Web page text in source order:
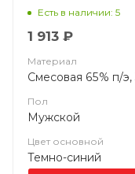
Есть в наличии: 5
1 913 ₽
Материал
Смесовая 65% п/э,
Пол
Мужской
Цвет основной
Темно-синий